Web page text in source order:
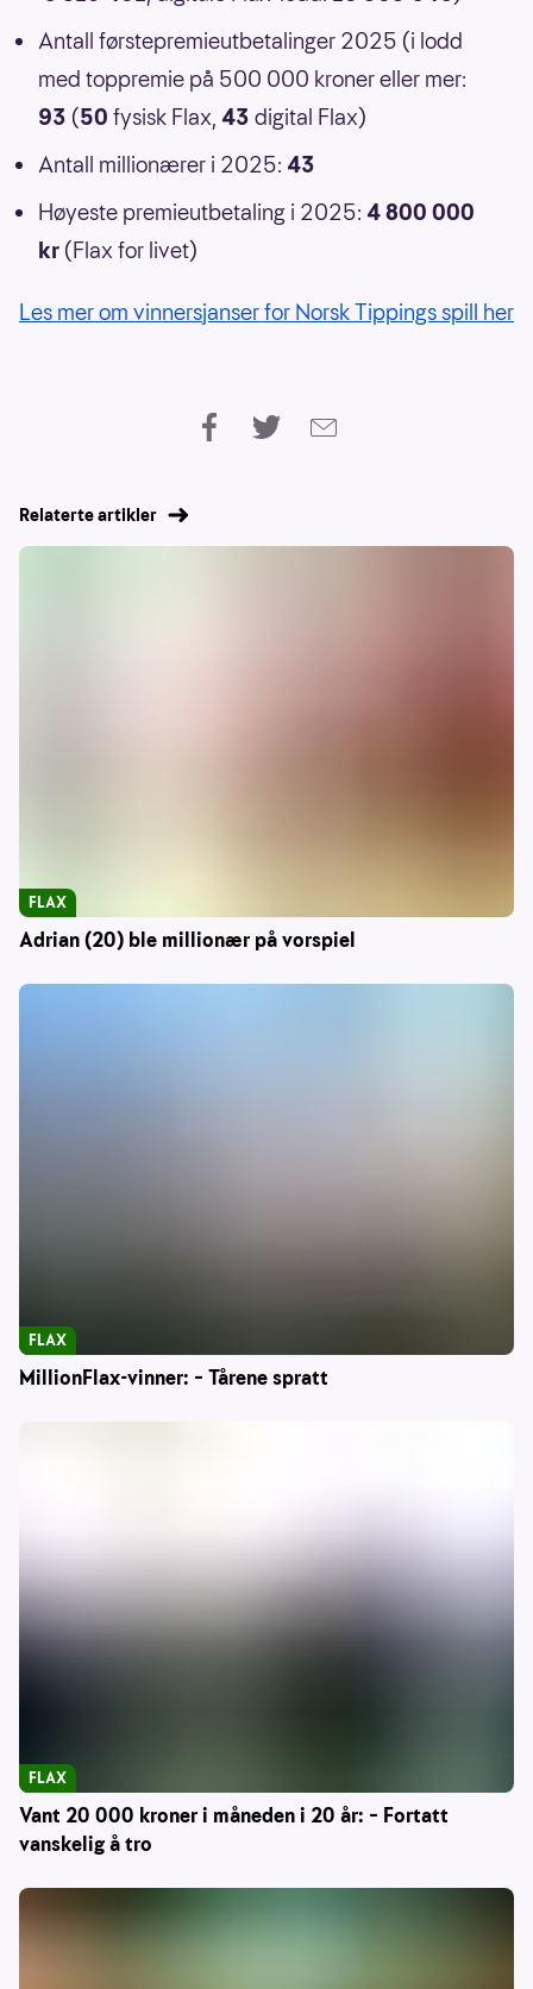
Antall førstepremieutbetalinger 2025 (i lodd
med toppremie på 500 000 kroner eller mer:
93 (50 fysisk Flax, 43 digital Flax)
Antall millionærer i 2025: 43
Høyeste premieutbetaling i 2025: 4 800 000
kr (Flax for livet)
Les mer om vinnersjanser for Norsk Tippings spill her
Relaterte artikler
Adrian (20) ble millionær på vorspiel
FLAX
MillionFlax-vinner: – Tårene spratt
FLAX
Vant 20 000 kroner i måneden i 20 år: – Fortatt
vanskelig å tro
FLAX